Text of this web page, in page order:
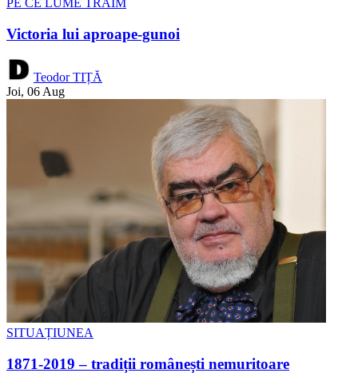
Victoria lui aproape-gunoi
Teodor TIȚĂ
Joi, 06 Aug
SITUAȚIUNEA
1871-2019 – tradiții românești nemuritoare